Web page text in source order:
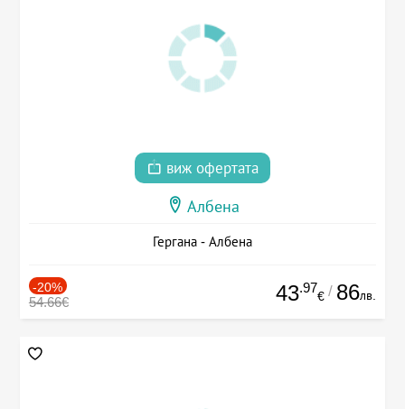
виж офертата
Албена
Гергана - Албена
-20%
54.66€ 43.97
€ / 86лв.